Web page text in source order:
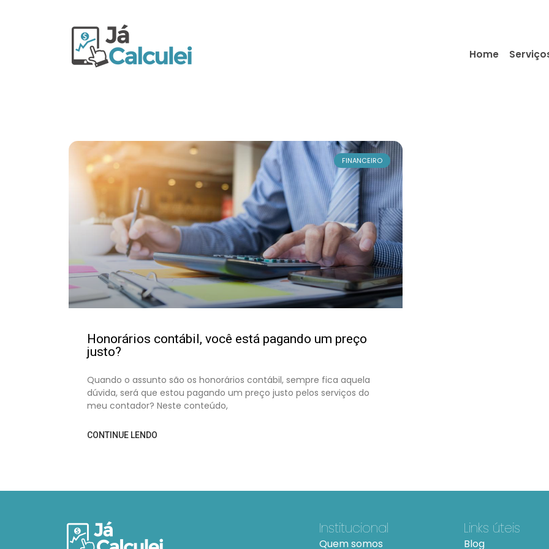
Home
FINANCEIRO
Honorários contábil, você está pagando um preço
justo?
Quando o assunto são os honorários contábil, sempre fica aquela
dúvida, será que estou pagando um preço justo pelos serviços do
meu contador? Neste conteúdo,
CONTINUE LENDO
Institucional
Quem somos
Links úteis
Blog